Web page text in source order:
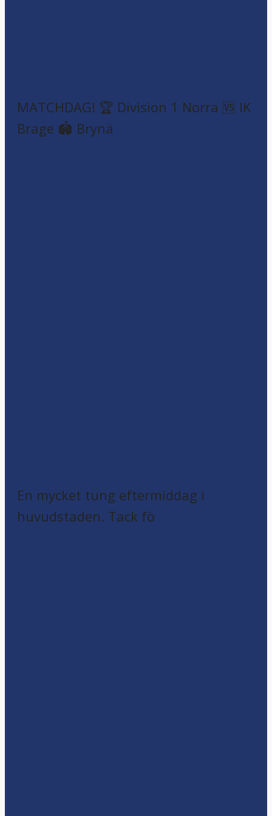
MATCHDAG! 🏆 Division 1 Norra 🆚 IK
Brage 🏟️ Brynä
En mycket tung eftermiddag i
huvudstaden. Tack fö